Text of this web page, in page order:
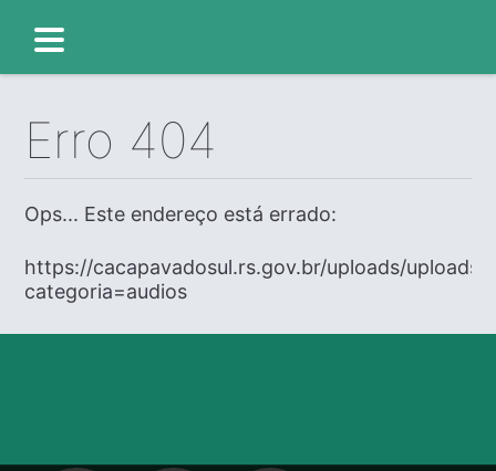
Erro 404
Ops... Este endereço está errado:
https://cacapavadosul.rs.gov.br/uploads/uploads/
categoria=audios